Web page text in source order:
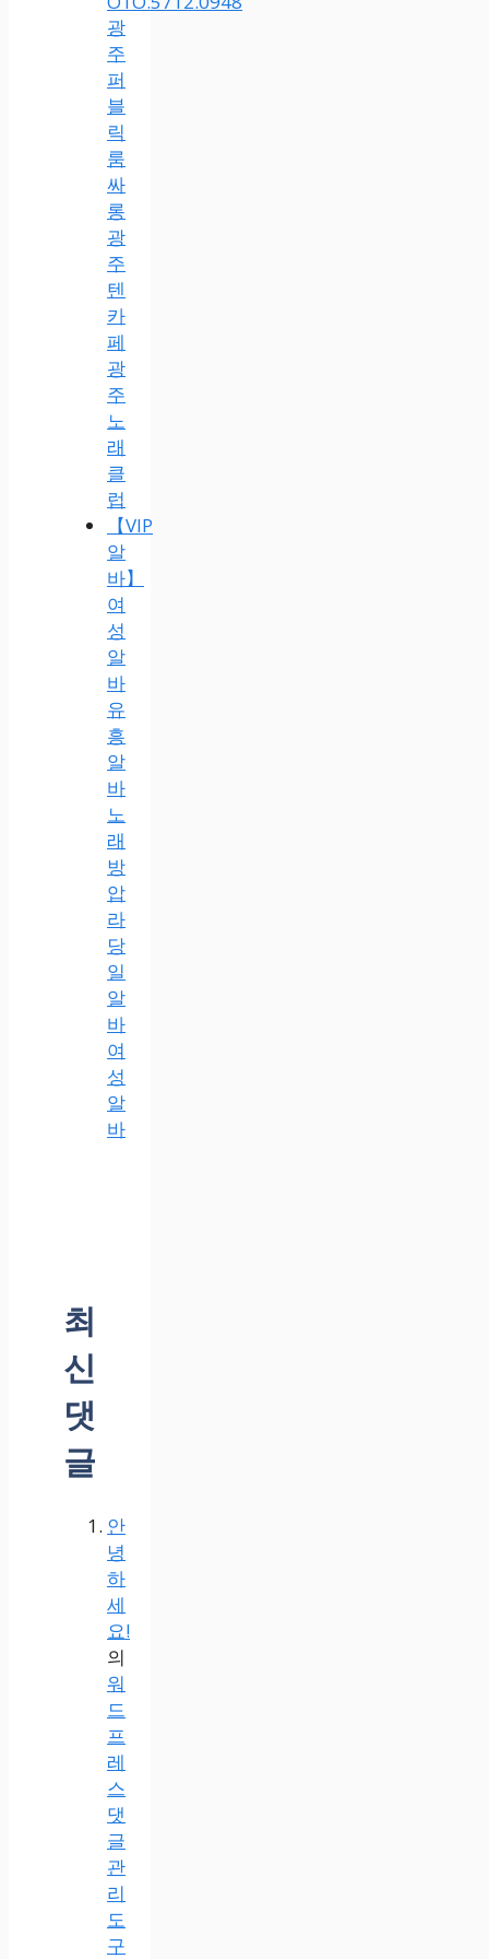
광
주
퍼
블
릭
룸
싸
롱
광
주
텐
카
페
광
주
노
래
클
럽
【VIP
알
바】
여
성
알
바
유
흥
알
바
노
래
방
압
라
당
일
알
바
여
성
알
바
최
신
댓
글
안
녕
하
세
요!
의
워
드
프
레
스
댓
글
관
리
도
구